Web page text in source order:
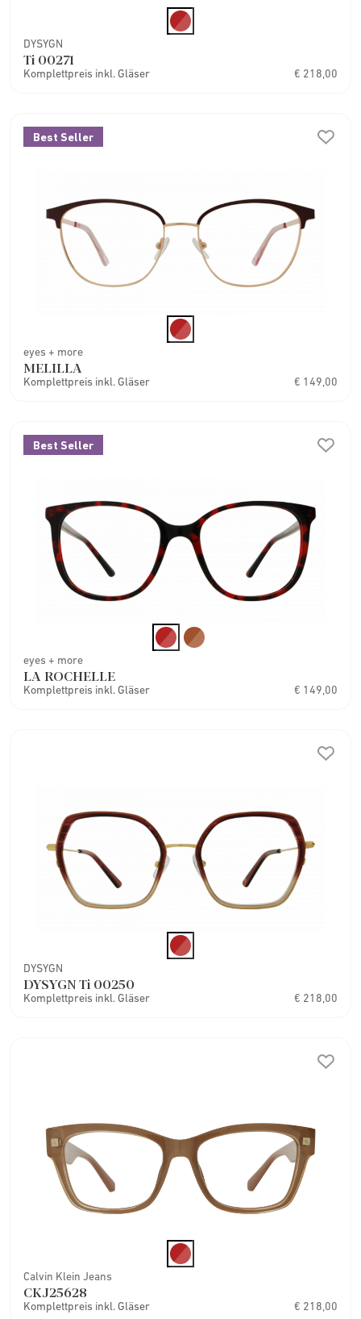
DYSYGN
Ti 00271
Komplettpreis inkl. Gläser € 218,00
Best Seller
eyes + more
MELILLA
Komplettpreis inkl. Gläser € 149,00
Best Seller
eyes + more
LA ROCHELLE
Komplettpreis inkl. Gläser € 149,00
DYSYGN
DYSYGN Ti 00250
Komplettpreis inkl. Gläser € 218,00
Calvin Klein Jeans
CKJ25628
Komplettpreis inkl. Gläser € 218,00